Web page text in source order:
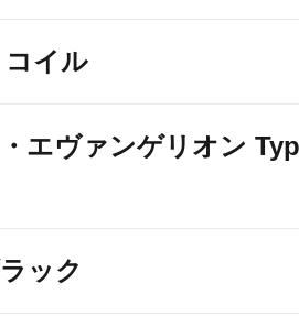
イル
エヴァンゲリオン
ック